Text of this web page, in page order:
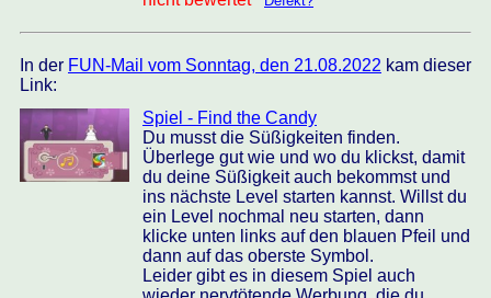
In der FUN-Mail vom Sonntag, den 21.08.2022 kam dieser
Link:
Spiel - Find the Candy
Du musst die Süßigkeiten finden.
Überlege gut wie und wo du klickst, damit
du deine Süßigkeit auch bekommst und
ins nächste Level starten kannst. Willst du
ein Level nochmal neu starten, dann
klicke unten links auf den blauen Pfeil und
dann auf das oberste Symbol.
Leider gibt es in diesem Spiel auch